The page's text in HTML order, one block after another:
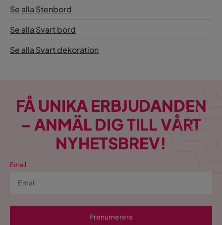
Se alla Stenbord
Se alla Svart bord
Se alla Svart dekoration
FÅ UNIKA ERBJUDANDEN
– ANMÄL DIG TILL VÅRT
NYHETSBREV!
Email
Prenumerera